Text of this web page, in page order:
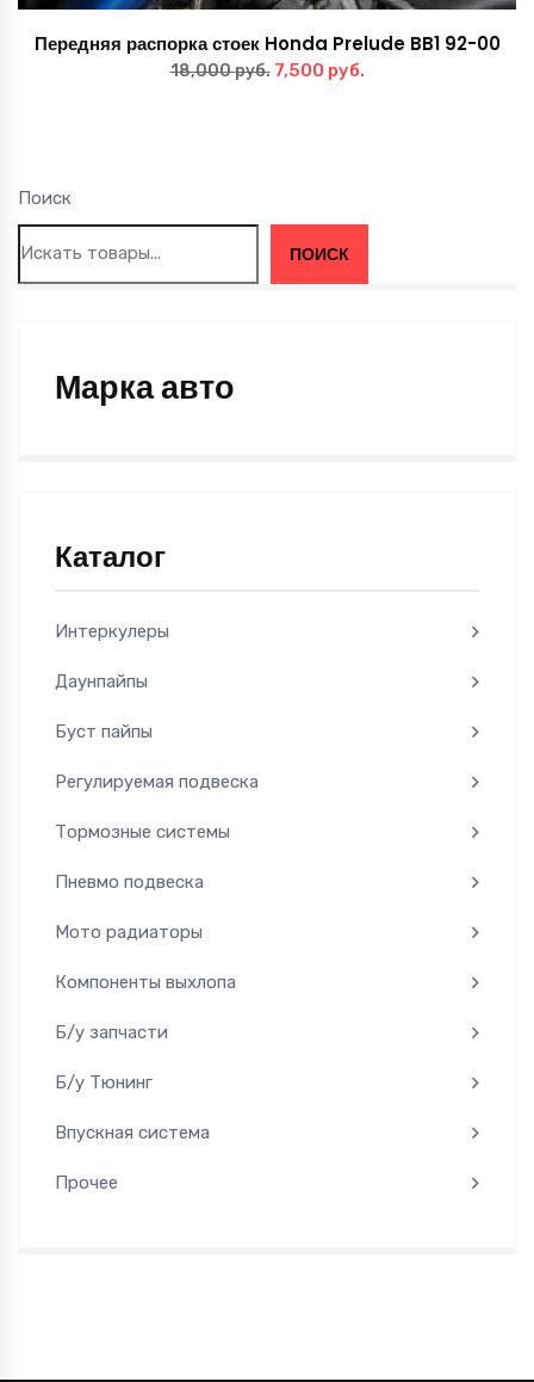
Поиск
ПОИСК
Марка авто
Каталог
Интеркулеры
Даунпайпы
Буст пайпы
Регулируемая подвеска
Тормозные системы
Пневмо подвеска
Мото радиаторы
Компоненты выхлопа
Б/у запчасти
Б/у Тюнинг
Впускная система
Прочее
Передняя распорка стоек Honda Prelude BB1 92-00
18,000руб. Первоначальная
7,500 руб.Текущая